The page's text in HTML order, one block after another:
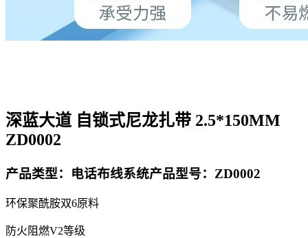
深蓝大道 自锁式尼龙扎带 2.5*150MM
ZD0002
产品类型：电话布线系统产品型号：ZD0002
环保聚酰胺双6原料
防火阻燃V2等级